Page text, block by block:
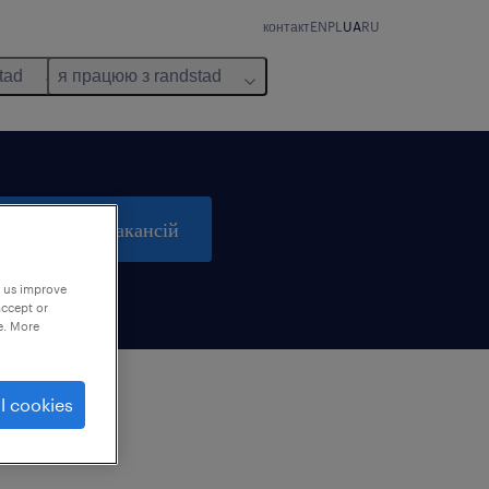
контактENPL UARU
я працюю з randstad
пошук 0 вакансій
improve
or
More
cookies